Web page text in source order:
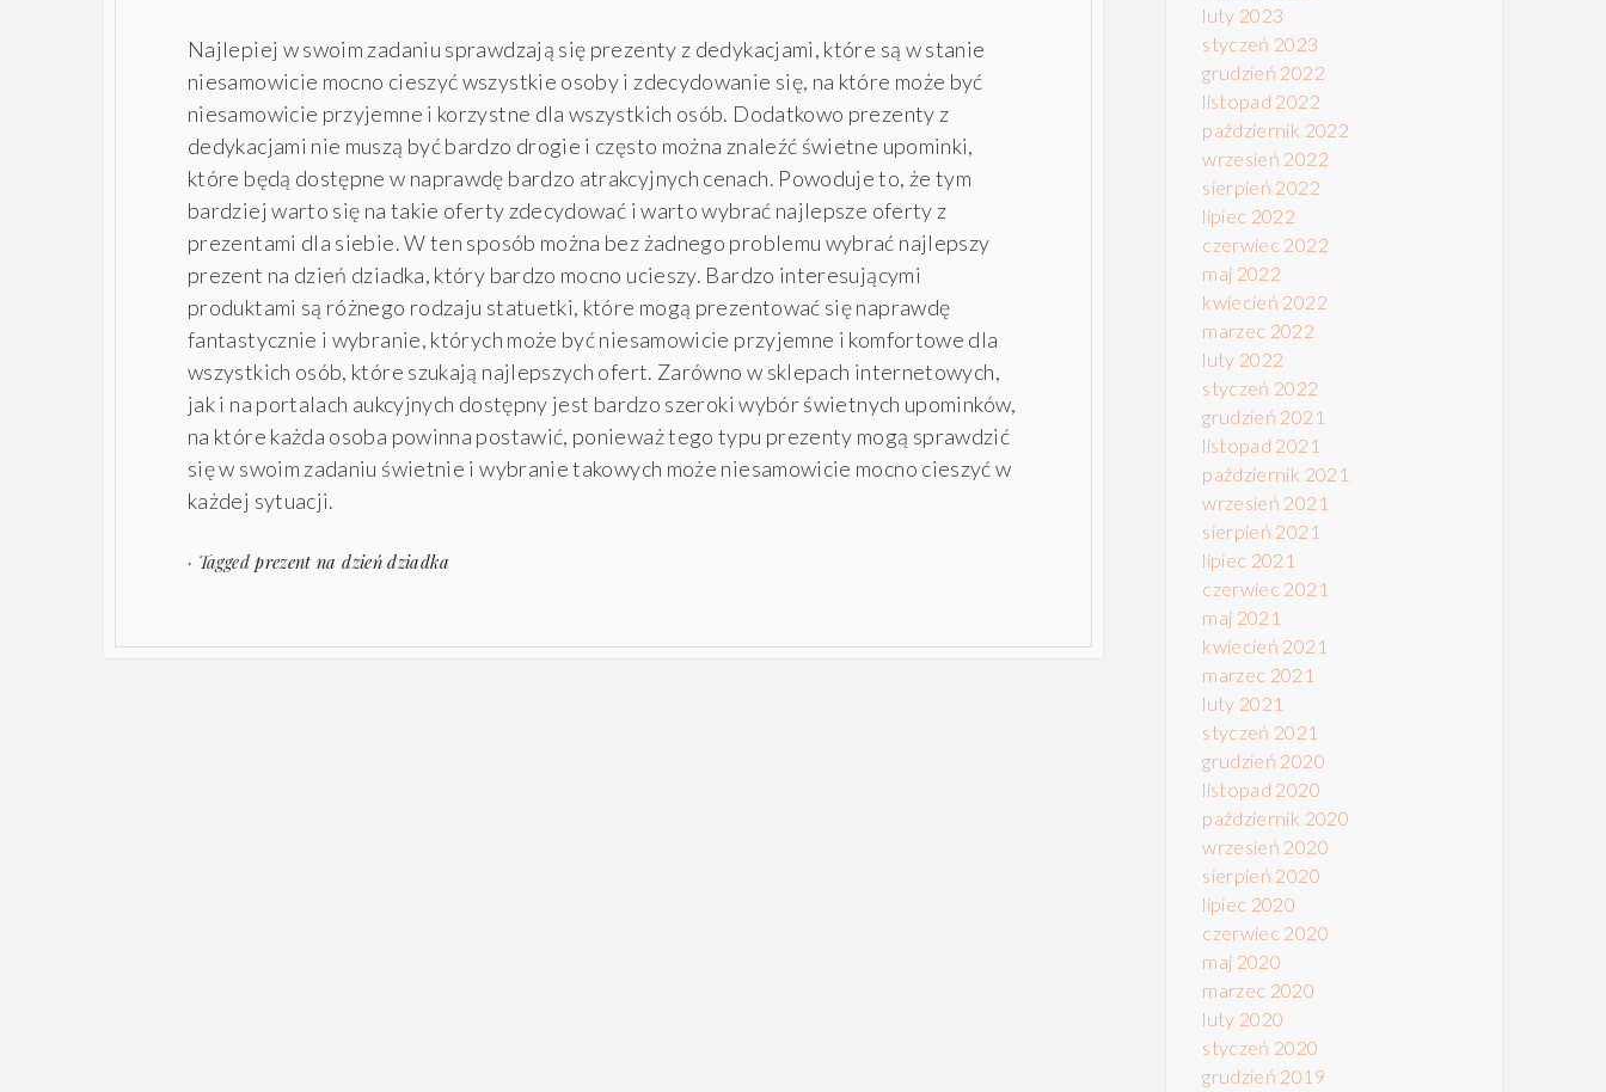
Najlepiej w swoim zadaniu sprawdzają się prezenty z dedykacjami, które są w stanie
niesamowicie mocno cieszyć wszystkie osoby i zdecydowanie się, na które może być
niesamowicie przyjemne i korzystne dla wszystkich osób. Dodatkowo prezenty z
dedykacjami nie muszą być bardzo drogie i często można znaleźć świetne upominki,
które będą dostępne w naprawdę bardzo atrakcyjnych cenach. Powoduje to, że tym
bardziej warto się na takie oferty zdecydować i warto wybrać najlepsze oferty z
prezentami dla siebie. W ten sposób można bez żadnego problemu wybrać najlepszy
prezent na dzień dziadka, który bardzo mocno ucieszy. Bardzo interesującymi
produktami są różnego rodzaju statuetki, które mogą prezentować się naprawdę
fantastycznie i wybranie, których może być niesamowicie przyjemne i komfortowe dla
wszystkich osób, które szukają najlepszych ofert. Zarówno w sklepach internetowych,
jak i na portalach aukcyjnych dostępny jest bardzo szeroki wybór świetnych upominków,
na które każda osoba powinna postawić, ponieważ tego typu prezenty mogą sprawdzić
się w swoim zadaniu świetnie i wybranie takowych może niesamowicie mocno cieszyć w
każdej sytuacji.
· Taggedprezent na dzień dziadka
luty 2023
styczeń 2023
grudzień 2022
listopad 2022
październik 2022
wrzesień 2022
sierpień 2022
lipiec 2022
czerwiec 2022
maj 2022
kwiecień 2022
marzec 2022
luty 2022
styczeń 2022
grudzień 2021
listopad 2021
październik 2021
wrzesień 2021
sierpień 2021
lipiec 2021
czerwiec 2021
maj 2021
kwiecień 2021
marzec 2021
luty 2021
styczeń 2021
grudzień 2020
listopad 2020
październik 2020
wrzesień 2020
sierpień 2020
lipiec 2020
czerwiec 2020
maj 2020
marzec 2020
luty 2020
styczeń 2020
grudzień 2019